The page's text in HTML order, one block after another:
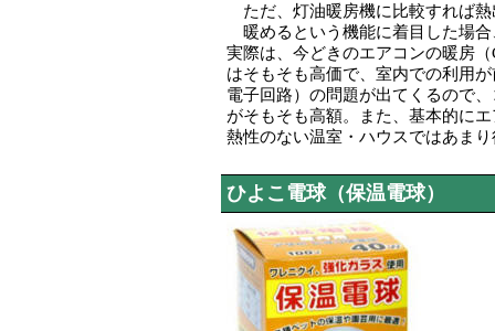
ただ、灯油暖房機に比較すれば
暖めるという機能に着目した場合
実際は、今どきのエアコンの暖房
はそもそも高価で、室内での利用
電子回路）の問題が出てくるので
がそもそも高額。また、基本的に
熱性のない温室・ハウスではあま
ひよこ電球（保温電球）